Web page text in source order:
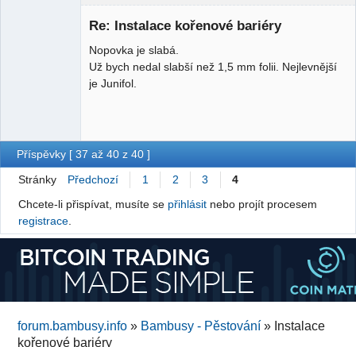
Re: Instalace kořenové bariéry
Nopovka je slabá.
Už bych nedal slabší než 1,5 mm folii. Nejlevnější
je Junifol.
Příspěvky [ 37 až 40 z 40 ]
Stránky Předchozí 1 2 3
4
Chcete-li přispívat, musíte se přihlásitnebo projít procesem
registrace.
forum.bambusy.info » Bambusy - Pěstování » Instalace
kořenové bariéry